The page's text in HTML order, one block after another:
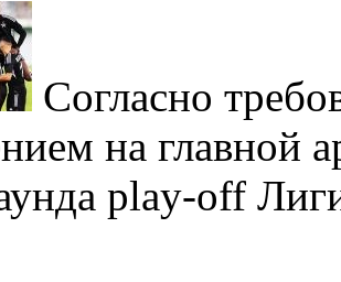
Согласно
на главной
play-off